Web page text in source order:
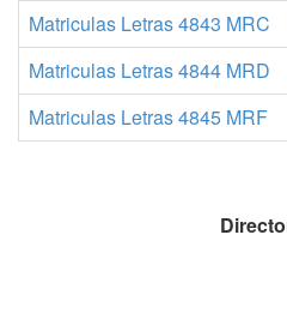
Matriculas Letras 4843 MRC
Matriculas Letras 4844 MRD
Matriculas Letras 4845 MRF